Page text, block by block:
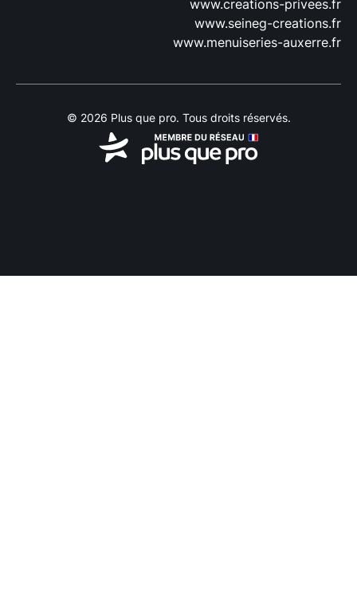
www.creations-privees.fr
www.seineg-creations.fr
www.menuiseries-auxerre.fr
© 2026 Plus que pro. Tous droits réservés.